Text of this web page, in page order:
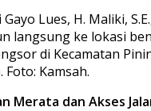
Lues, H. Maliki,
langsung ke lokasi
di Kecamatan
Foto: Kamsah.
Merata dan Akses